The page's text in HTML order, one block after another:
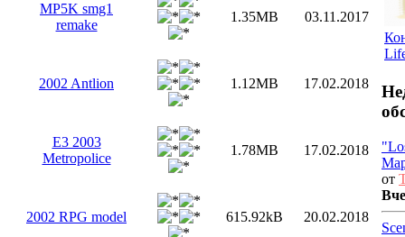
MP5K smg1
remake
1.35MB 03.11.2017
2002 Antlion 1.12MB 17.02.2018
E3 2003
Metropolice
1.78MB 17.02.2018
2002 RPG model 615.92kB 20.02.2018
от